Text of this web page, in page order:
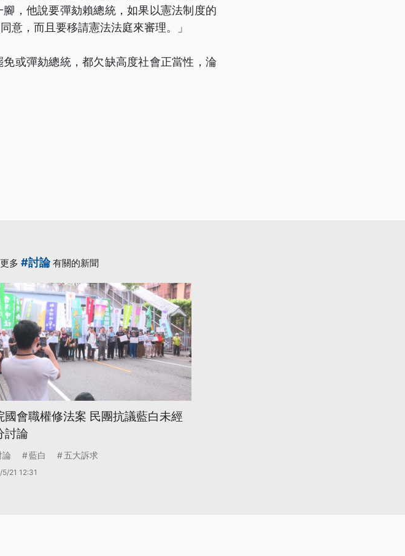
，他說要彈劾賴總統，如果以憲法制度的
意，而且要移請憲法法庭來審理。」
或彈劾總統，都欠缺高度社會正當性，淪
多 #討論有關的新聞
國會職權修法案 民團抗議藍白未經
討論
論 藍白 五大訴求
21 12:31